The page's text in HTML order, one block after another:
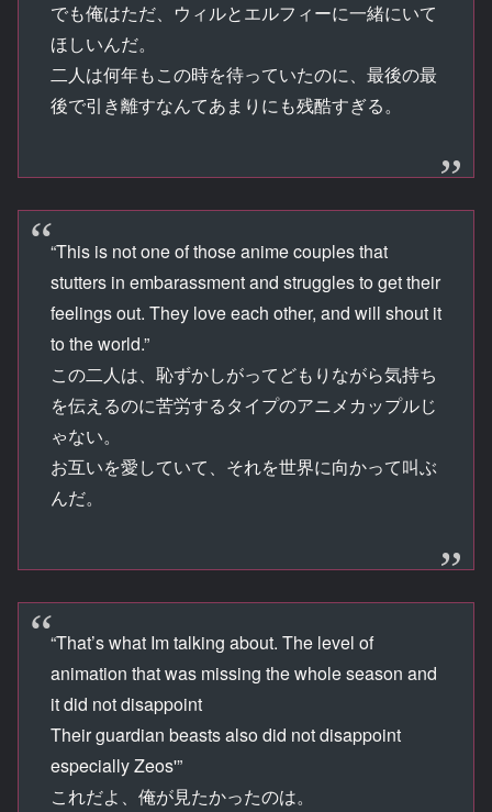
でも俺はただ、ウィルとエルフィーに一緒にいて
ほしいんだ。
二人は何年もこの時を待っていたのに、最後の最
後で引き離すなんてあまりにも残酷すぎる。
“This is not one of those anime couples that
stutters in embarassment and struggles to get their
feelings out. They love each other, and will shout it
to the world.”
この二人は、恥ずかしがってどもりながら気持ち
を伝えるのに苦労するタイプのアニメカップルじ
ゃない。
お互いを愛していて、それを世界に向かって叫ぶ
んだ。
“That’s what Im talking about. The level of
animation that was missing the whole season and
it did not disappoint
Their guardian beasts also did not disappoint
especially Zeos'”
これだよ、俺が見たかったのは。